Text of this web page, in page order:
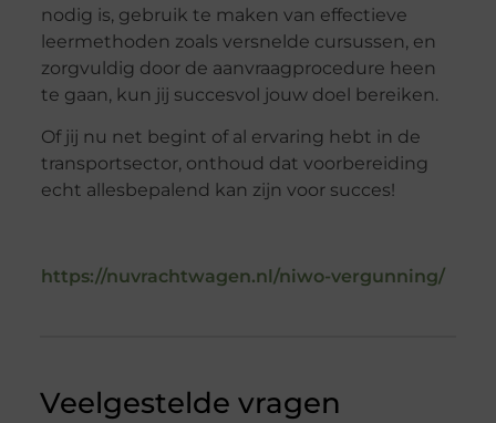
nodig is, gebruik te maken van effectieve
leermethoden zoals versnelde cursussen, en
zorgvuldig door de aanvraagprocedure heen
te gaan, kun jij succesvol jouw doel bereiken.
Of jij nu net begint of al ervaring hebt in de
transportsector, onthoud dat voorbereiding
echt allesbepalend kan zijn voor succes!
https://nuvrachtwagen.nl/niwo-vergunning/
Veelgestelde vragen